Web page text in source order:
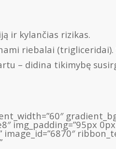
ir kylančias rizikas.
riebalai (trigliceridai).
– didina tikimybę
img_padding=”95px